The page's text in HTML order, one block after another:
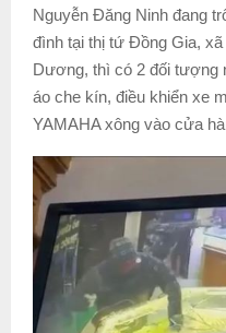
Nguyễn Đăng Ninh đang
đình tại thị tứ Đồng Gia,
Dương, thì có 2 đối tượng
áo che kín, điều khiển xe
YAMAHA xông vào cửa